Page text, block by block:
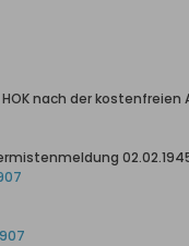
nach der